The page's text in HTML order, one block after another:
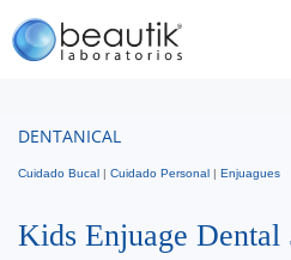
DENTANICAL
Cuidado Bucal | Cuidado Personal | Enjuagues
Kids Enjuage